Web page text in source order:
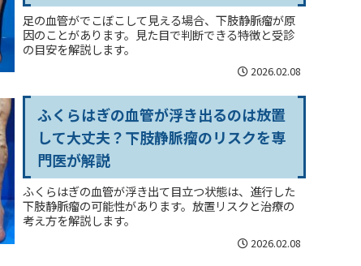
足の血管がでこぼこして見える場合、下肢静脈瘤が原
因のことがあります。見た目で判断できる特徴と受診
の目安を解説します。
2026.02.08
ふくらはぎの血管が浮き出るのは放置
して大丈夫？下肢静脈瘤のリスクを専
門医が解説
ふくらはぎの血管が浮き出て目立つ状態は、進行した
下肢静脈瘤の可能性があります。放置リスクと治療の
考え方を解説します。
2026.02.08